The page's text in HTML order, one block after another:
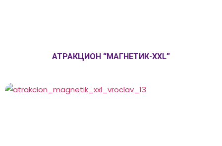
АТРАКЦИОН “МАГНЕТИК-XXL”